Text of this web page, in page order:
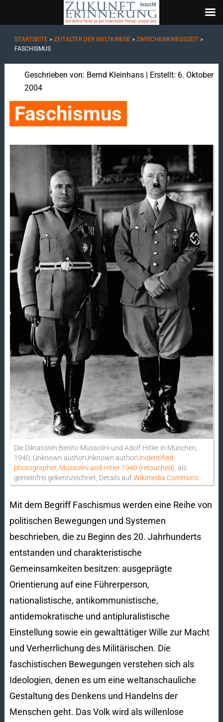
STARTSEITE> ZEITALTER DER WELTKRIEGE> ZWISCHENKRIEGSZEIT>
FASCHISMUS
Geschrieben von: Bernd Kleinhans| Erstellt: 6. Oktober
2004
Faschismus
Die Diktatoren Benito Mussolini und Adolf Hitler in München,
1940, Unknown authorUnknown authorUnidentified
photographer, Mussolini and Hitler 1940 (retouched) , als
gemeinfrei gekennzeichnet, Details aufWikimedia Commons
Mit dem Begriff Faschismus werden eine Reihe von
politischen Bewegungen und Systemen
beschrieben, die zu Beginn des 20. Jahrhunderts
entstanden und charakteristische
Gemeinsamkeiten besitzen: ausgeprägte
Orientierung auf eine Führerperson,
nationalistische, antikommunistische,
antidemokratische und antipluralistische
Einstellung sowie ein gewalttätiger Wille zur Macht
und Verherrlichung des Militärischen. Die
faschistischen Bewegungen verstehen sich als
Ideologien, denen es um eine weltanschauliche
Gestaltung des Denkens und Handelns der
Menschen geht. Das Volk wird als willenlose